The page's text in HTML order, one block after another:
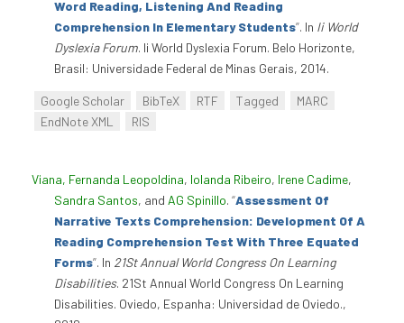
Word Reading, Listening And Reading
Comprehension In Elementary Students”. In Ii World
Dyslexia Forum. Ii World Dyslexia Forum. Belo Horizonte,
Brasil: Universidade Federal de Minas Gerais, 2014.
Google Scholar BibTeX RTF Tagged
MARC
EndNote XML
RIS
Viana, Fernanda Leopoldina, Iolanda Ribeiro, Irene Cadime,
Sandra Santos, and AG Spinillo. “Assessment Of
Narrative Texts Comprehension: Development Of A
Reading Comprehension Test With Three Equated
Forms”. In 21St Annual World Congress On Learning
Disabilities. 21St Annual World Congress On Learning
Disabilities. Oviedo, Espanha: Universidad de Oviedo.,